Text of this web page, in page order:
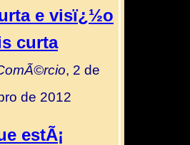
e visï¿½o
curta
, 2 de
de 2012
estÃ¡